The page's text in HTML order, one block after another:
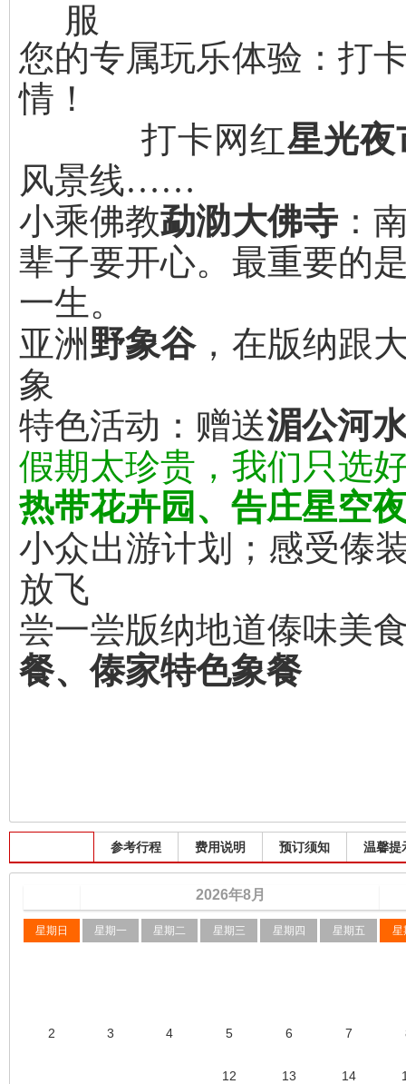
您的专属玩乐体验：打
情！
打卡网红星光夜
风景线……
小乘佛教勐泐大佛寺：
辈子要开心。最重要的
一生。
亚洲野象谷，在版纳跟
象
特色活动：赠送湄公河
假期太珍贵，我们只选
热带花卉园、告庄星空
小众出游计划；感受傣
放飞
尝一尝版纳地道傣味美
餐、傣家特色象餐
参考行程 费用说明 预订须知 温馨提
2026年8月
星期日 星期一 星期二 星期三 星期四 星期五 星
2 3 4 5 6 7
12
13
14